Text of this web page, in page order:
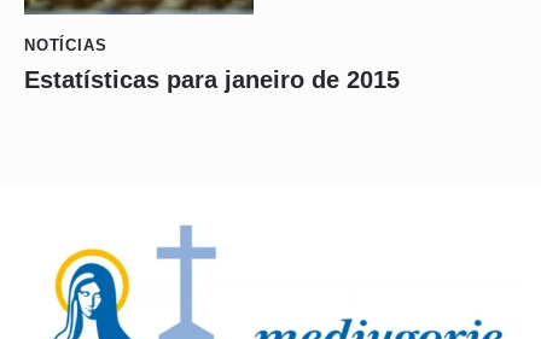
NOTÍCIAS
Estatísticas para janeiro de 2015